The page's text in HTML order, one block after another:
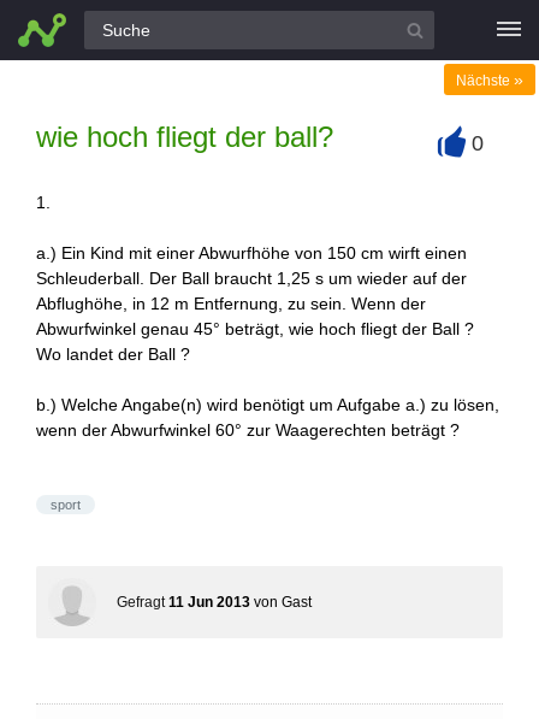
Alle Fragen
wie hoch fliegt der ball?
Nächste »
0
1.
a.) Ein Kind mit einer Abwurfhöhe von 150 cm wirft einen
Schleuderball. Der Ball braucht 1,25 s um wieder auf der
Abflughöhe, in 12 m Entfernung, zu sein. Wenn der
Abwurfwinkel genau 45° beträgt, wie hoch fliegt der Ball ?
Wo landet der Ball ?
b.) Welche Angabe(n) wird benötigt um Aufgabe a.) zu lösen,
wenn der Abwurfwinkel 60° zur Waagerechten beträgt ?
sport
Gefragt 11 Jun 2013 von Gast